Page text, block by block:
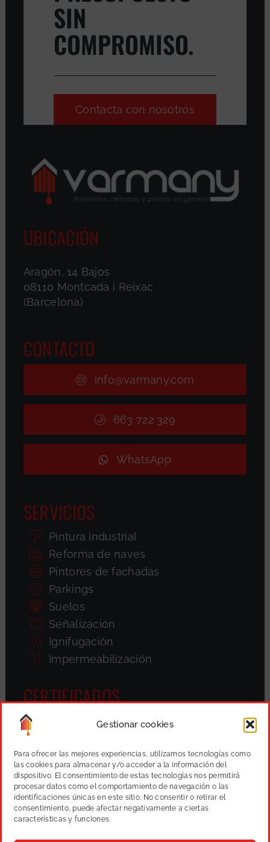
Gestionar cookies
Para ofrecer las mejores experiencias, utilizamos tecnologías como
las cookies para almacenar y/o acceder a la información del
dispositivo. El consentimiento de estas tecnologías nos permitirá
procesar datos como el comportamiento de navegación o las
identificaciones únicas en este sitio. No consentir o retirar el
consentimiento, puede afectar negativamente a ciertas
características y funciones.
SIN
COMPROMISO.
Contacta con nosotros
UBICACIÓN
Aragón, 14 Bajos
08110 Montcada i Reixac
(Barcelona)
CONTACTO
info@varmany.com
663 722 329
WhatsApp
SERVICIOS
Pintura industrial
Reforma de naves
Pintores de fachadas
Parkings
Suelos
Señalización
Ignifugación
Impermeabilización
CERTIFICADOS